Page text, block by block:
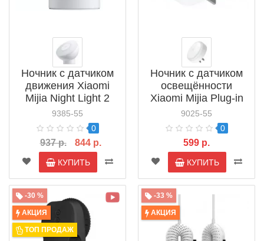
Ночник с датчиком
движения Xiaomi
Mijia Night Light 2
MJYD02YL
(MUE4114CN)
9385-55
0
937 р. 844 р.
КУПИТЬ
Ночник с датчиком
освещённости
Xiaomi Mijia Plug-in
Night Light
MJYD04YL
(MUE4123CN)
9025-55
0
599 р.
КУПИТЬ
-30 %
АКЦИЯ
ТОП ПРОДАЖ
-33 %
АКЦИЯ